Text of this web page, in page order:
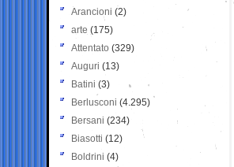
Arancioni (2)
arte (175)
Attentato (329)
Auguri (13)
Batini (3)
Berlusconi (4.295)
Bersani (234)
Biasotti (12)
Boldrini (4)